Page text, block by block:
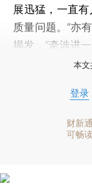
展迅猛，一直
质量问题。”亦
揭发，“牵涉进一
本文
登录
财新
可畅